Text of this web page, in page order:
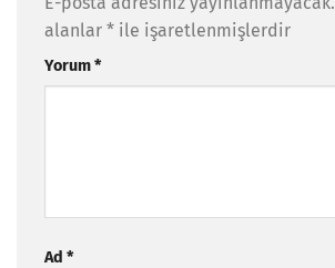
alanlar * ile işaretlenmişlerdir
Yorum*
Ad *